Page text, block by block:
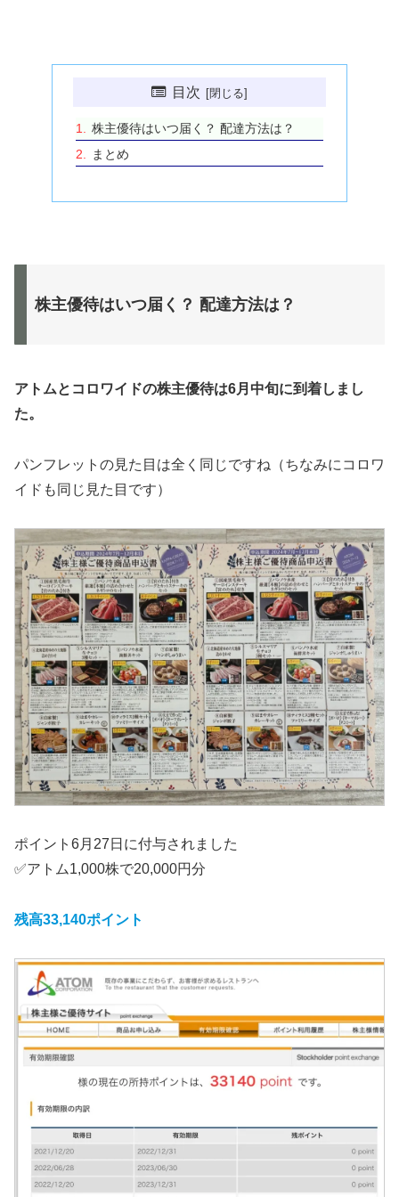
目次
株主優待はいつ届く？ 配達方法は？
まとめ
株主優待はいつ届く？ 配達方法は？
アトムとコロワイドの株主優待は6月中旬に到着しまし
た。
パンフレットの見た目は全く同じですね（ちなみにコロワ
イドも同じ見た目です）
ポイント6月27日に付与されました
✅アトム1,000株で20,000円分
残高33,140ポイント